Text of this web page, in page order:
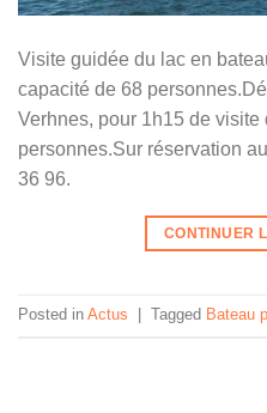
Visite guidée du lac en
capacité de 68
Verhnes, pour 1h15 de visite
personnes.Sur réservation
36 96.
CONTINUER
Posted in Actus Tagged Bateau